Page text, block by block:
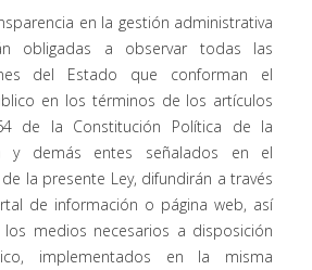
en la gestión administrativa
obligadas a observar todas las
del Estado que conforman el
en los términos de los artículos
de la Constitución Política de la
y demás entes señalados en el
la presente Ley, difundirán a través
de información o página web, así
medios necesarios a disposición
implementados en la misma